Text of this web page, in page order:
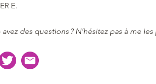
E.
avez des questions ? N’hésitez pas à me